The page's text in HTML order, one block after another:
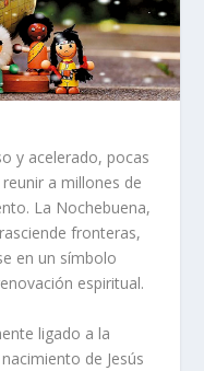
y acelerado, pocas
a millones de
La Nochebuena,
fronteras,
en un símbolo
espiritual.
ligado a la
de Jesús